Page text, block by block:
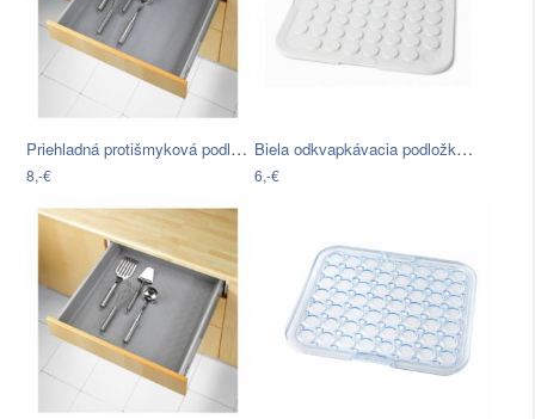
Priehladná protišmyková podložka do…
8,-€
Biela odkvapkávacia podložka Addis Drip
6,-€